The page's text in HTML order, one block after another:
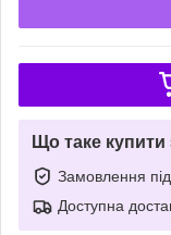
Що таке
Замовлення
Доступна